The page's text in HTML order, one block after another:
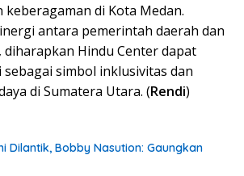
keberagaman di Kota Medan.
antara pemerintah daerah dan
Hindu Center dapat
simbol inklusivitas dan
di Sumatera Utara. (Rendi)
Dilantik, Bobby Nasution: Gaungkan